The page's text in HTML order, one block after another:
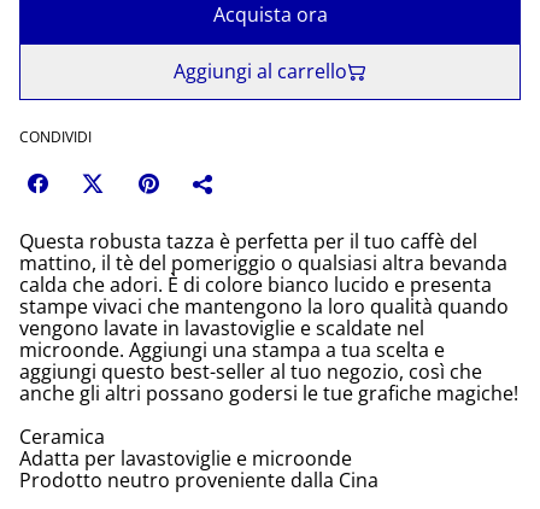
Acquista ora
Aggiungi al carrello
CONDIVIDI
Questa robusta tazza è perfetta per il tuo caffè del
mattino, il tè del pomeriggio o qualsiasi altra bevanda
calda che adori. È di colore bianco lucido e presenta
stampe vivaci che mantengono la loro qualità quando
vengono lavate in lavastoviglie e scaldate nel
microonde. Aggiungi una stampa a tua scelta e
aggiungi questo best-seller al tuo negozio, così che
anche gli altri possano godersi le tue grafiche magiche!
Ceramica
Adatta per lavastoviglie e microonde
Prodotto neutro proveniente dalla Cina